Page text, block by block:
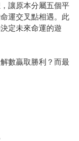
讓原本分屬五個平
運交叉點相遇。此
定未來命運的遊
數贏取勝利？而最